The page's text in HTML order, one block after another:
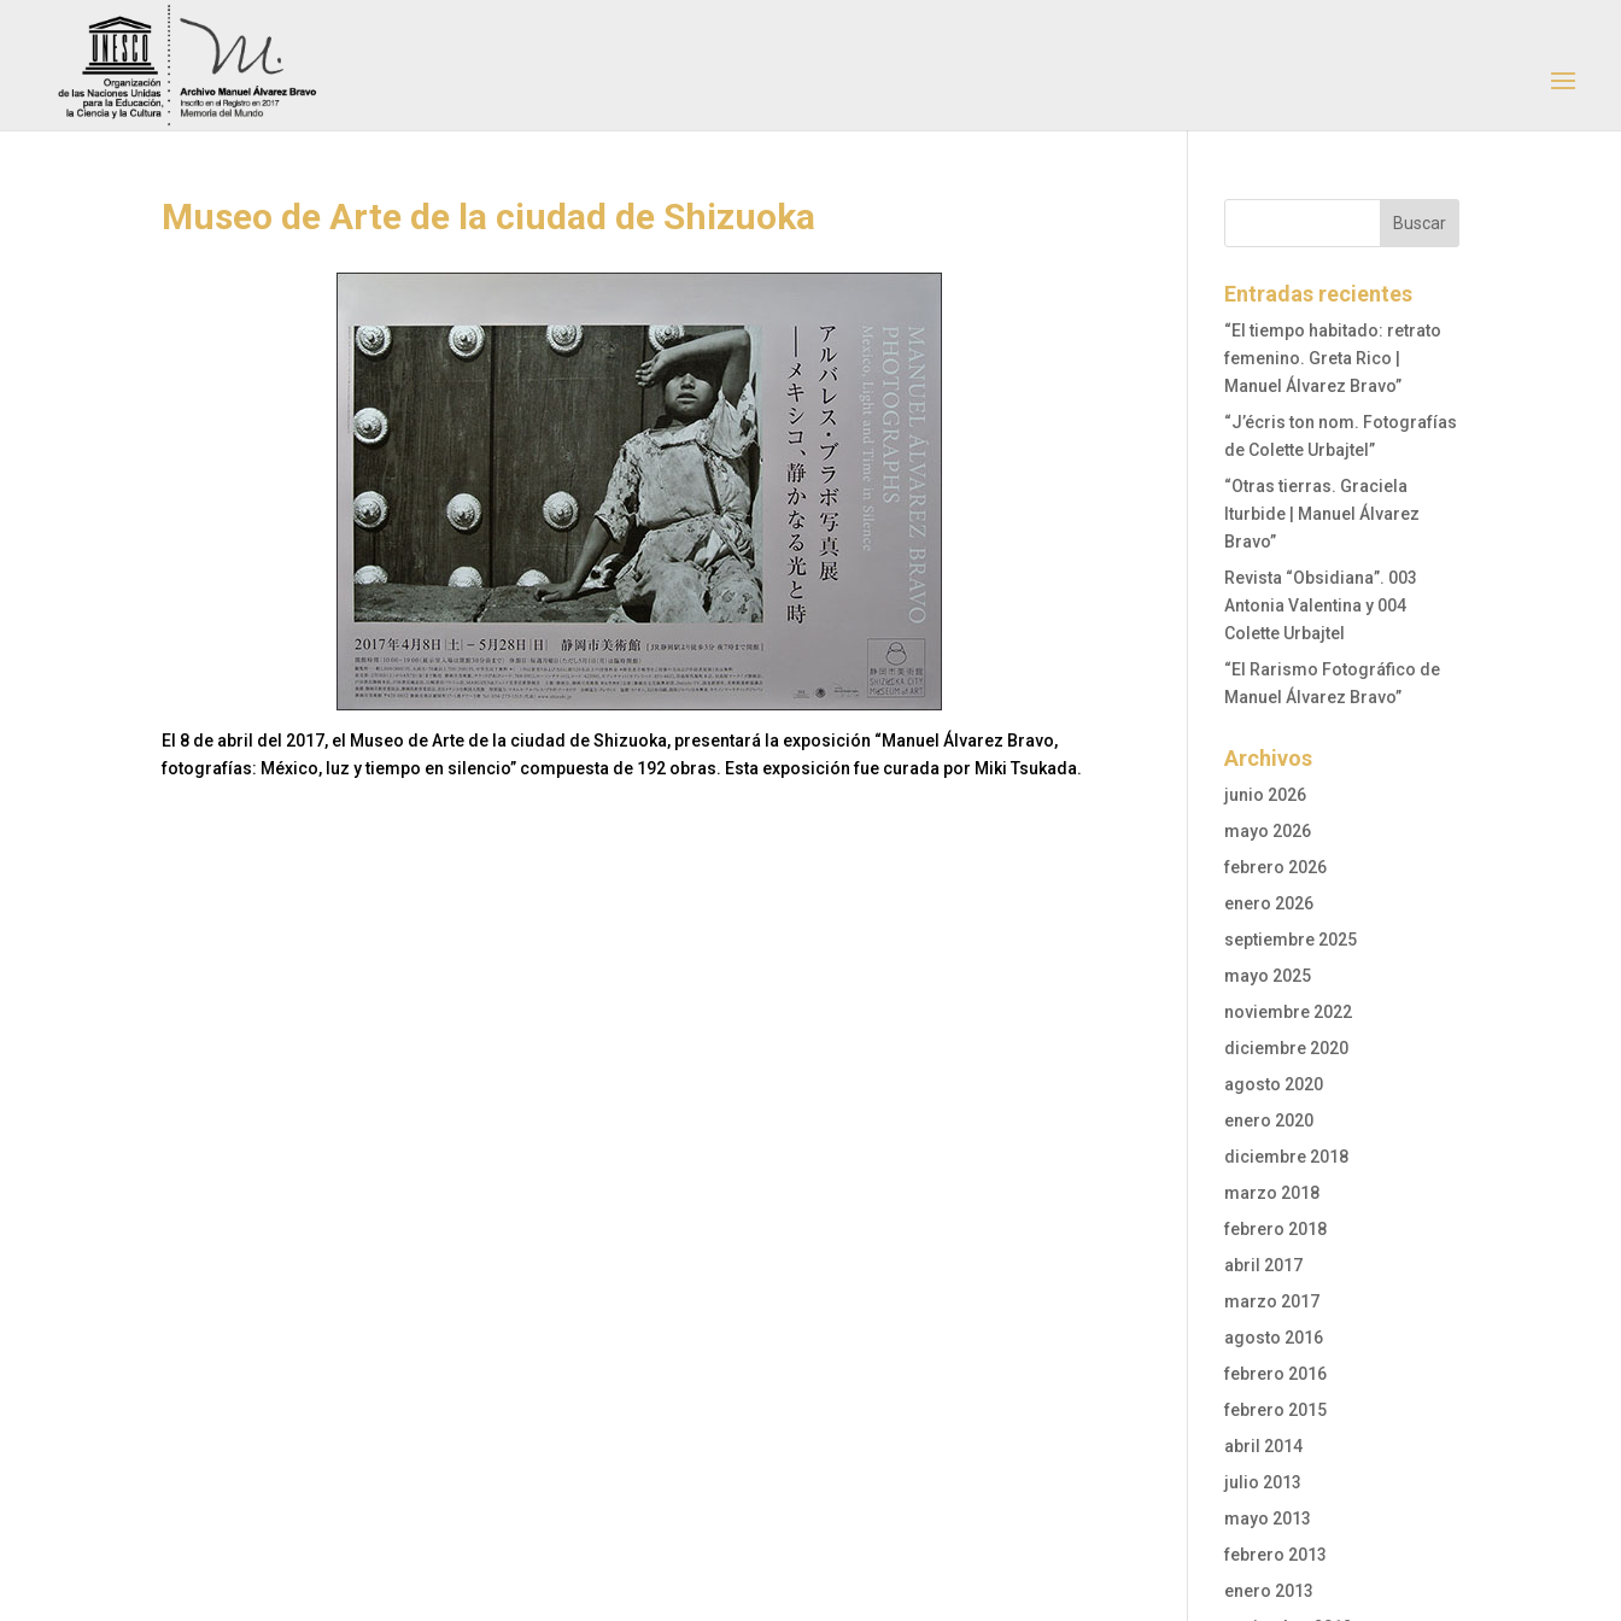
Museo de Arte de la ciudad de Shizuoka
El 8 de abril del 2017, el Museo de Arte de la ciudad de Shizuoka, presentará la exposición “Manuel Álvarez Bravo,
fotografías: México, luz y tiempo en silencio” compuesta de 192 obras. Esta exposición fue curada por Miki Tsukada.
Entradas recientes
“El tiempo habitado: retrato
femenino. Greta Rico |
Manuel Álvarez Bravo”
“J’écris ton nom. Fotografías
de Colette Urbajtel”
“Otras tierras. Graciela
Iturbide | Manuel Álvarez
Bravo”
Revista “Obsidiana”. 003
Antonia Valentina y 004
Colette Urbajtel
“El Rarismo Fotográfico de
Manuel Álvarez Bravo”
Archivos
junio 2026
mayo 2026
febrero 2026
enero 2026
septiembre 2025
mayo 2025
noviembre 2022
diciembre 2020
agosto 2020
enero 2020
diciembre 2018
marzo 2018
febrero 2018
abril 2017
marzo 2017
agosto 2016
febrero 2016
febrero 2015
abril 2014
julio 2013
mayo 2013
febrero 2013
enero 2013